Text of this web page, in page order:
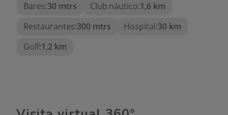
venir de vacaciones. todo ello gracias a su
ubicación privilegiada.
Bares:30 mtrs Club náutico:1,6 km
Restaurantes:300 mtrs Hospital:30 km
Golf:1,2 km